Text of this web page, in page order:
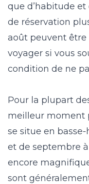
que d’habitude
de réservation
août peuvent
voyager si vous
condition de ne
Pour la plupart
meilleur moment
se situe en
et de septembre
encore
sont